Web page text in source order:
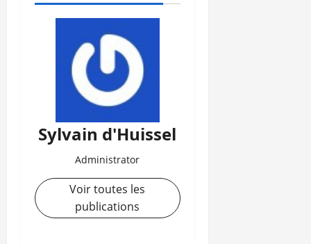
Sylvain d'Huissel
Administrator
Voir toutes les
publications